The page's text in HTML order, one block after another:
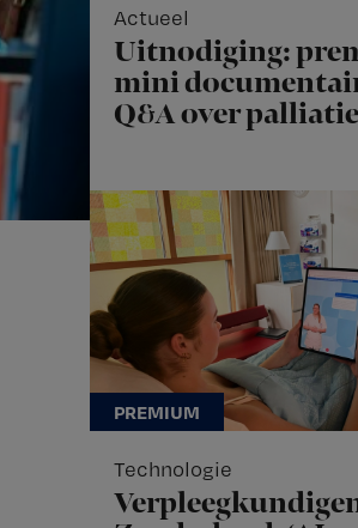
Actueel
Uitnodiging:
mini
Q&A over
Technologie